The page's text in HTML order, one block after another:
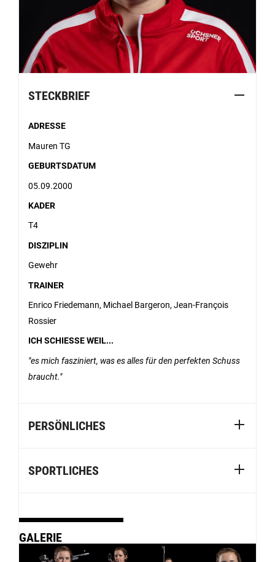
STECKBRIEF
ADRESSE
Mauren TG
GEBURTSDATUM
05.09.2000
KADER
T4
DISZIPLIN
Gewehr
TRAINER
Enrico Friedemann, Michael Bargeron, Jean-François
Rossier
ICH SCHIESSE WEIL...
es mich fasziniert, was es alles für den perfekten Schuss
braucht.
PERSÖNLICHES
SPORTLICHES
GALERIE